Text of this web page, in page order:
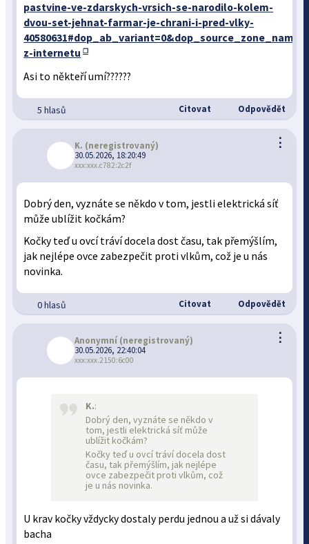
pastvine-ve-zdarskych-vrsich-se-narodilo-kolem-
dvou-set-jehnat-farmar-je-chrani-i-pred-vlky-
z-internetu
Asi to někteří umí??????
5 hlasů Citovat Odpovědět
⋮
K. (neregistrovaný)
30.05.2026, 18:20:49
xxx:xxx.c782:2c2f
Dobrý den, vyznáte se někdo v tom, jestli elektrická síť
může ublížit kočkám?
Kočky teď u ovcí tráví docela dost času, tak přemýšlím,
jak nejlépe ovce zabezpečit proti vlkům, což je u nás
novinka.
0 hlasů Citovat Odpovědět
⋮
Anonymní (neregistrovaný)
30.05.2026, 22:40:04
xxx:xxx.2150:6c00
K.:
Dobrý den, vyznáte se někdo v
tom, jestli elektrická síť může
ublížit kočkám?
Kočky teď u ovcí tráví docela dost
času, tak přemýšlím, jak nejlépe
ovce zabezpečit proti vlkům, což
je u nás novinka.
U krav kočky vždycky dostaly perdu jednou a už si dávaly
bacha